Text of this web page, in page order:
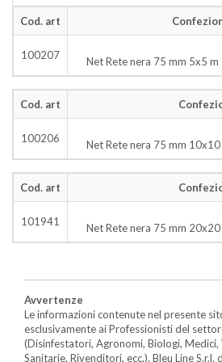
Cod. art
100207 Net Rete nera 75 mm 5x5 m
Cod. art
100206 Net Rete nera 75 mm
Cod. art
101941 Net Rete nera 75 mm
Avvertenze
Le informazioni contenute nel presente
esclusivamente ai Professionisti del
(Disinfestatori, Agronomi, Biologi,
Sanitarie, Rivenditori, ecc.). Bleu Line S.r.l.